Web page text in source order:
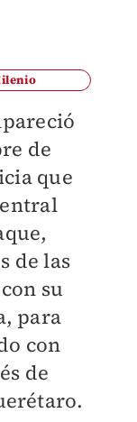
de
que
de las
su
para
con
de